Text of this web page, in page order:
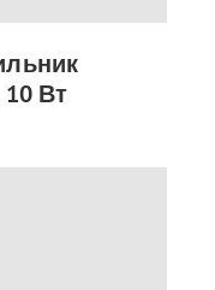
10 Вт